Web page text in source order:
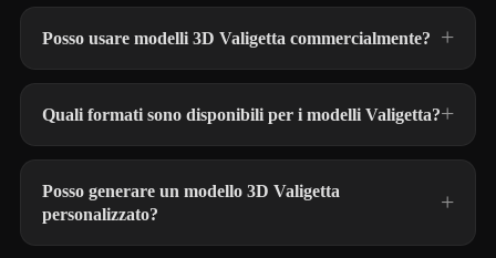
Posso usare modelli 3D Valigetta commercialmente?
Quali formati sono disponibili per i modelli Valigetta?
Posso generare un modello 3D Valigetta
personalizzato?